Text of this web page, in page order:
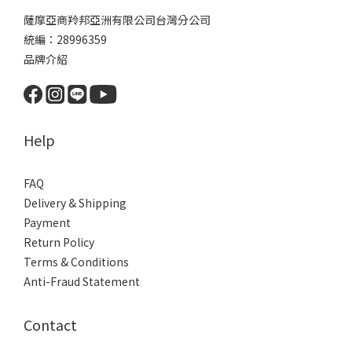
薩摩亞商羚邦亞洲有限公司台灣分公司
統編：28996359
品牌介紹
Help
FAQ
Delivery & Shipping
Payment
Return Policy
Terms & Conditions
Anti-Fraud Statement
Contact